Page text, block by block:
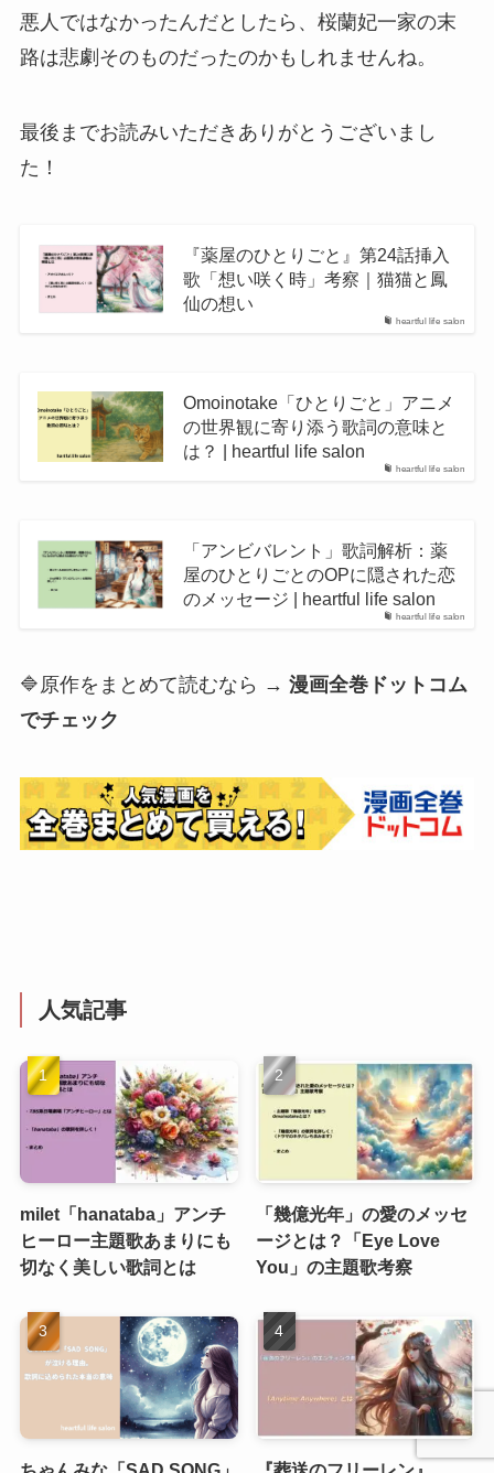
悪人ではなかったんだとしたら、桜蘭妃一家の末
路は悲劇そのものだったのかもしれませんね。
最後までお読みいただきありがとうございまし
た！
heartful life salon
『薬屋のひとりごと』第24話挿入
歌「想い咲く時」考察｜猫猫と鳳
仙の想い
heartful life salon
Omoinotake「ひとりごと」アニメ
の世界観に寄り添う歌詞の意味と
は？ | heartful life salon
heartful life salon
「アンビバレント」歌詞解析：薬
屋のひとりごとのOPに隠された恋
のメッセージ | heartful life salon
🔷原作をまとめて読むなら → 漫画全巻ドットコム
でチェック
人気記事
milet「hanataba」アンチ
ヒーロー主題歌あまりにも
切なく美しい歌詞とは
「幾億光年」の愛のメッセ
ージとは？「Eye Love
You」の主題歌考察